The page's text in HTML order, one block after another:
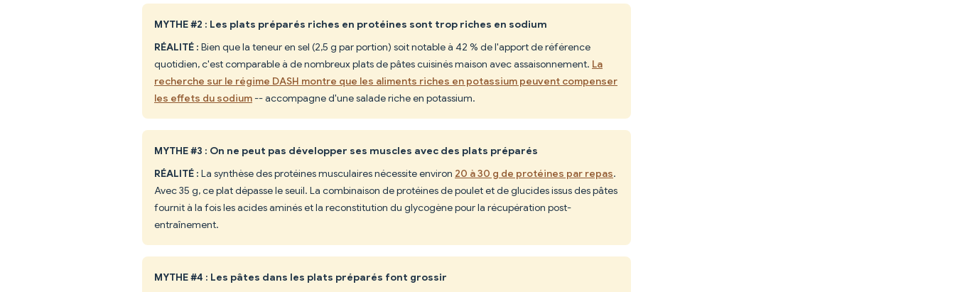
MYTHE #2 : Les plats préparés riches en protéines sont trop riches en sodium
RÉALITÉ : Bien que la teneur en sel (2,5 g par portion) soit notable à 42 % de l'apport de référence
quotidien, c'est comparable à de nombreux plats de pâtes cuisinés maison avec assaisonnement. La
recherche sur le régime DASH montre que les aliments riches en potassium peuvent compenser
les effets du sodium-- accompagne d'une salade riche en potassium.
MYTHE #3 : On ne peut pas développer ses muscles avec des plats préparés
RÉALITÉ : La synthèse des protéines musculaires nécessite environ 20 à 30 g de protéines par repas.
Avec 35 g, ce plat dépasse le seuil. La combinaison de protéines de poulet et de glucides issus des pâtes
fournit à la fois les acides aminés et la reconstitution du glycogène pour la récupération post-
entraînement.
MYTHE #4 : Les pâtes dans les plats préparés font grossir